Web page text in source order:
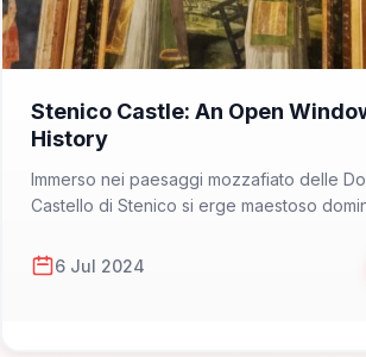
Stenico Castle: An Open
History
Immerso nei paesaggi mozzafiato delle
Castello di Stenico si erge maestoso
6 Jul 2024